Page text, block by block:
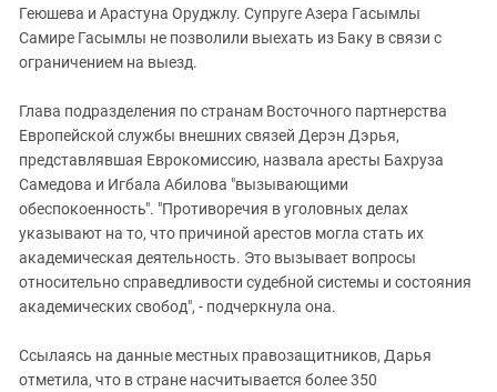
Геюшева и Арастуна Оруджлу. Супруге Азера Гасымлы
Самире Гасымлы не позволили выехать из Баку в связи с
ограничением на выезд.
Глава подразделения по странам Восточного партнерства
Европейской службы внешних связей Дерэн Дэрья,
представлявшая Еврокомиссию, назвала аресты Бахруза
Самедова и Игбала Абилова "вызывающими
обеспокоенность". "Противоречия в уголовных делах
указывают на то, что причиной арестов могла стать их
академическая деятельность. Это вызывает вопросы
относительно справедливости судебной системы и состояния
академических свобод", - подчеркнула она.
Ссылаясь на данные местных правозащитников, Дарья
отметила, что в стране насчитывается более 350